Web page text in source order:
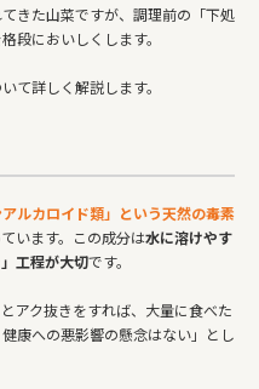
きた山菜ですが、調理前の「下処
段においしくします。
て詳しく解説します。
アルカロイド類」という天然の毒素
います。この成分は水に溶けやす
工程が大切です。
アク抜きをすれば、大量に食べた
康への悪影響の懸念はない」とし